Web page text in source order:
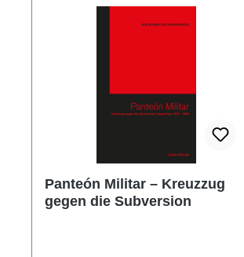
Panteón Militar – Kreuzzug
gegen die Subversion